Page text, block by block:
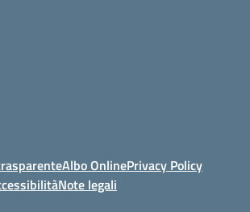
Albo OnlinePrivacy Policy
Note legali